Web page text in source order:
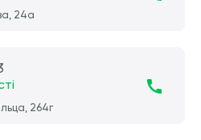
24а
264г